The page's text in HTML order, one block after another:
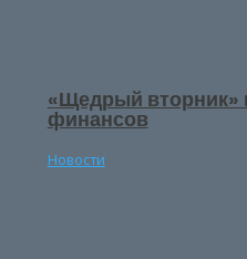
«Щедрый вторник»
финансов
Новости